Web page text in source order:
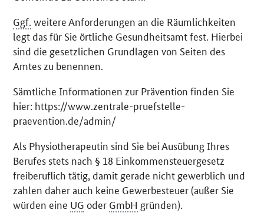
Ggf. weitere Anforderungen an die Räumlichkeiten
legt das für Sie örtliche Gesundheitsamt fest. Hierbei
sind die gesetzlichen Grundlagen von Seiten des
Amtes zu benennen.
Sämtliche Informationen zur Prävention finden Sie
hier: https://www.zentrale-pruefstelle-
praevention.de/admin/
Als Physiotherapeutin sind Sie bei Ausübung Ihres
Berufes stets nach § 18 Einkommensteuergesetz
freiberuflich tätig, damit gerade nicht gewerblich und
zahlen daher auch keine Gewerbesteuer (außer Sie
würden eine UG oder GmbH gründen).